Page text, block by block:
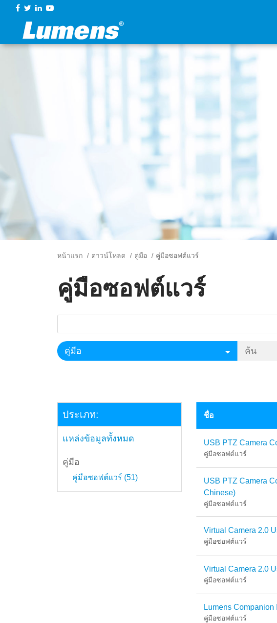
หน้าแรก ดาวน์โหลด คู่มือ คู่มือซอฟต์แวร์
คู่มือซอฟต์แวร์
ประเภท:
แหล่งข้อมูลทั้งหมด
คู่มือ
คู่มือซอฟต์แวร์ (51)
ชื่อ
USB PTZ Camera
คู่มือซอฟต์แวร์
USB PTZ Camera
Chinese)
คู่มือซอฟต์แวร์
Virtual Camera 2.0
คู่มือซอฟต์แวร์
Virtual Camera 2.0
คู่มือซอฟต์แวร์
Lumens
คู่มือซอฟต์แวร์